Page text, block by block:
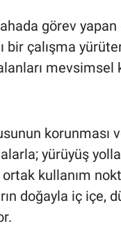
görev
bir çalışma
mevsimsel
yürüyüş
kullanım
doğayla iç içe,